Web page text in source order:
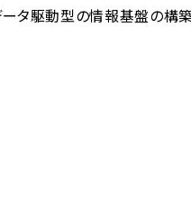
タ駆動型の情報基盤の構